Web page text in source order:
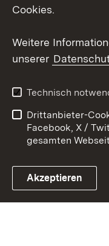
Youtube
Link zum Landesportal
Kontakt
Barrierefreiheit
Impressum
Cookies.
Weitere
unserer
Technisch
Drittanbieter-
Facebook, X /
gesamten
Akzeptieren